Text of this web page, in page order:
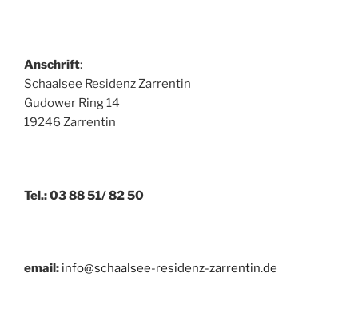
Anschrift:
Schaalsee Residenz Zarrentin
Gudower Ring 14
19246 Zarrentin
Tel.: 03 88 51/ 82 50
email: info@schaalsee-residenz-zarrentin.de